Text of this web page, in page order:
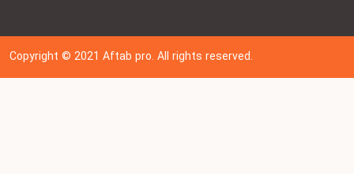
Copyright © 202 1Aftab pro. All rights reserved.